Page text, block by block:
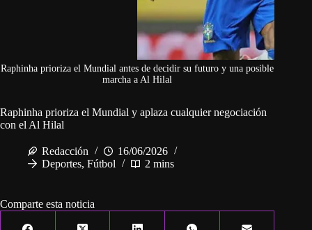
Raphinha prioriza el Mundial antes de decidir su futuro y una posible
marcha a Al Hilal
Raphinha prioriza el Mundial y aplaza cualquier negociación
con el Al Hilal
Redacción
16/06/2026
Deportes, Fútbol 2 mins
Comparte esta noticia